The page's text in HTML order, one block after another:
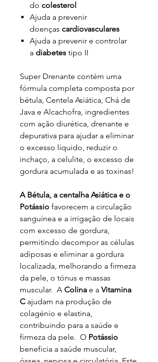
do colesterol
Ajuda a prevenir
doenças cardiovasculares
Ajuda a prevenir e controlar
a diabetes tipo II
Super Drenante contém uma
fórmula completa composta por
bétula, Centela Asiática, Chá de
Java e Alcachofra, ingredientes
com ação diurética, drenante e
depurativa para ajudar a eliminar
o excesso líquido, reduzir o
inchaço, a celulite, o excesso de
gordura acumulada e as toxinas!
A Bétula, a centalha Asiática e o
Potássio favorecem a circulação
sanguínea e a irrigação de locais
com excesso de gordura,
permitindo decompor as células
adiposas e eliminar a gordura
localizada, melhorando a firmeza
da pele, o tónus e massas
muscular. A Colina e a Vitamina
Cajudam na produção de
colagénio e elastina,
contribuindo para a saúde e
firmeza da pele. O Potássio
beneficia a saúde muscular,